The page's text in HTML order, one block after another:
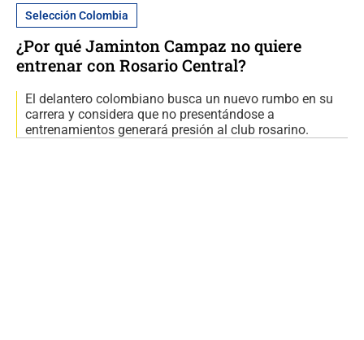
Selección Colombia
¿Por qué Jaminton Campaz no quiere
entrenar con Rosario Central?
El delantero colombiano busca un nuevo rumbo en su
carrera y considera que no presentándose a
entrenamientos generará presión al club rosarino.